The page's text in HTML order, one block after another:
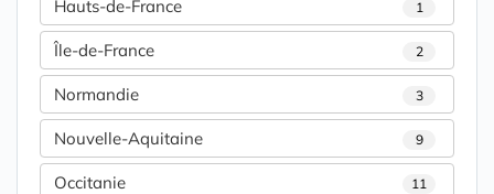
Hauts-de-France 1
Île-de-France 2
Normandie 3
Nouvelle-Aquitaine 9
Occitanie 11